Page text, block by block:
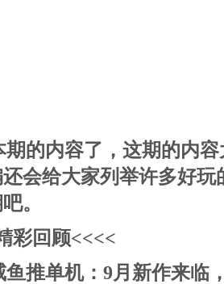
期的内容了，这期的内
会给大家列举许多好
。
彩回顾<<<<
鱼推单机：9月新作来临